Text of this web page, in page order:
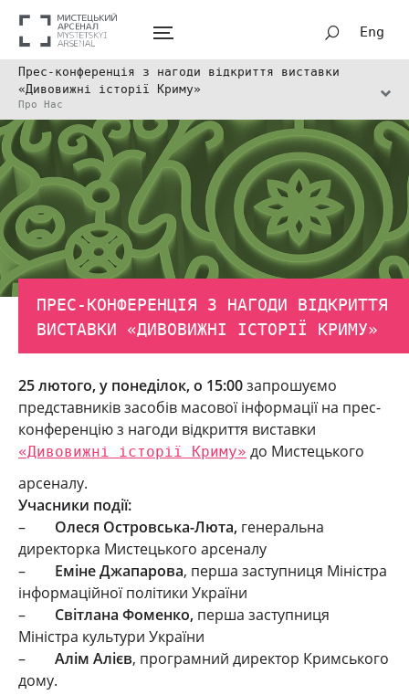
Eng
Прес-конференція з нагоди відкриття виставки
«Дивовижні історії Криму»
Про Нас
ПРЕС-КОНФЕРЕНЦІЯ З НАГОДИ ВІДКРИТТЯ
ВИСТАВКИ «ДИВОВИЖНІ ІСТОРІЇ КРИМУ»
25 лютого, у понеділок, о 15:00запрошуємо
представників засобів масової інформації на прес-
конференцію з нагоди відкриття виставки
«Дивовижні історії Криму» до Мистецького
арсеналу.
Учасники події:
– Олеся Островська-Люта, генеральна
директорка Мистецького арсеналу
– Еміне Джапарова, перша заступниця Міністра
інформаційної політики України
– Світлана Фоменко, перша заступниця
Міністра культури України
– Алім Алієв, програмний директор Кримського
дому.